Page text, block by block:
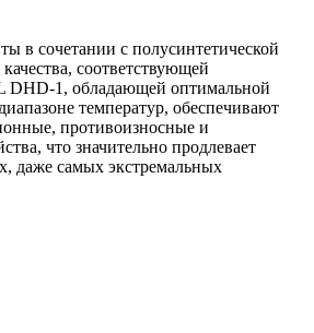
в сочетании с полусинтетической
соответствующей
DHD-1, обладающей оптимальной
температур, обеспечивают
противоизносные и
что значительно продлевает
даже самых экстремальных